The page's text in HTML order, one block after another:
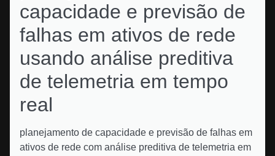
capacidade e previsão de
falhas em ativos de rede
usando análise preditiva
de telemetria em tempo
real
planejamento de capacidade e previsão de falhas em
ativos de rede com análise preditiva de telemetria em